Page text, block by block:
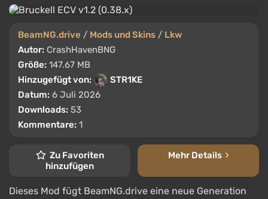
BeamNG.drive / Mods und Skins / Lkw
Autor: CrashHavenBNG
Größe: 147.67 MB
Hinzugefügt von:
STR1KE
Datum: 6 Juli 2026
Downloads: 53
Kommentare: 1
Zu Favoriten
hinzufügen
Mehr Details
Dieses Mod fügt BeamNG.drive eine neue Generation